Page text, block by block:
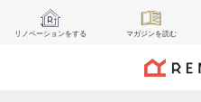
リノベーションをする マガジンを読む